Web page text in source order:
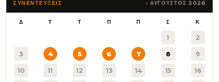
ΣΥΝΕΝΤΕΥΞΕΙΣ ΑΥΓΟΥΣΤΟΣ 2026
Δ Τ Τ Π Π Σ Κ
1 2
3 4 5 6 7 8 9
10 11 12 13 14 15 16